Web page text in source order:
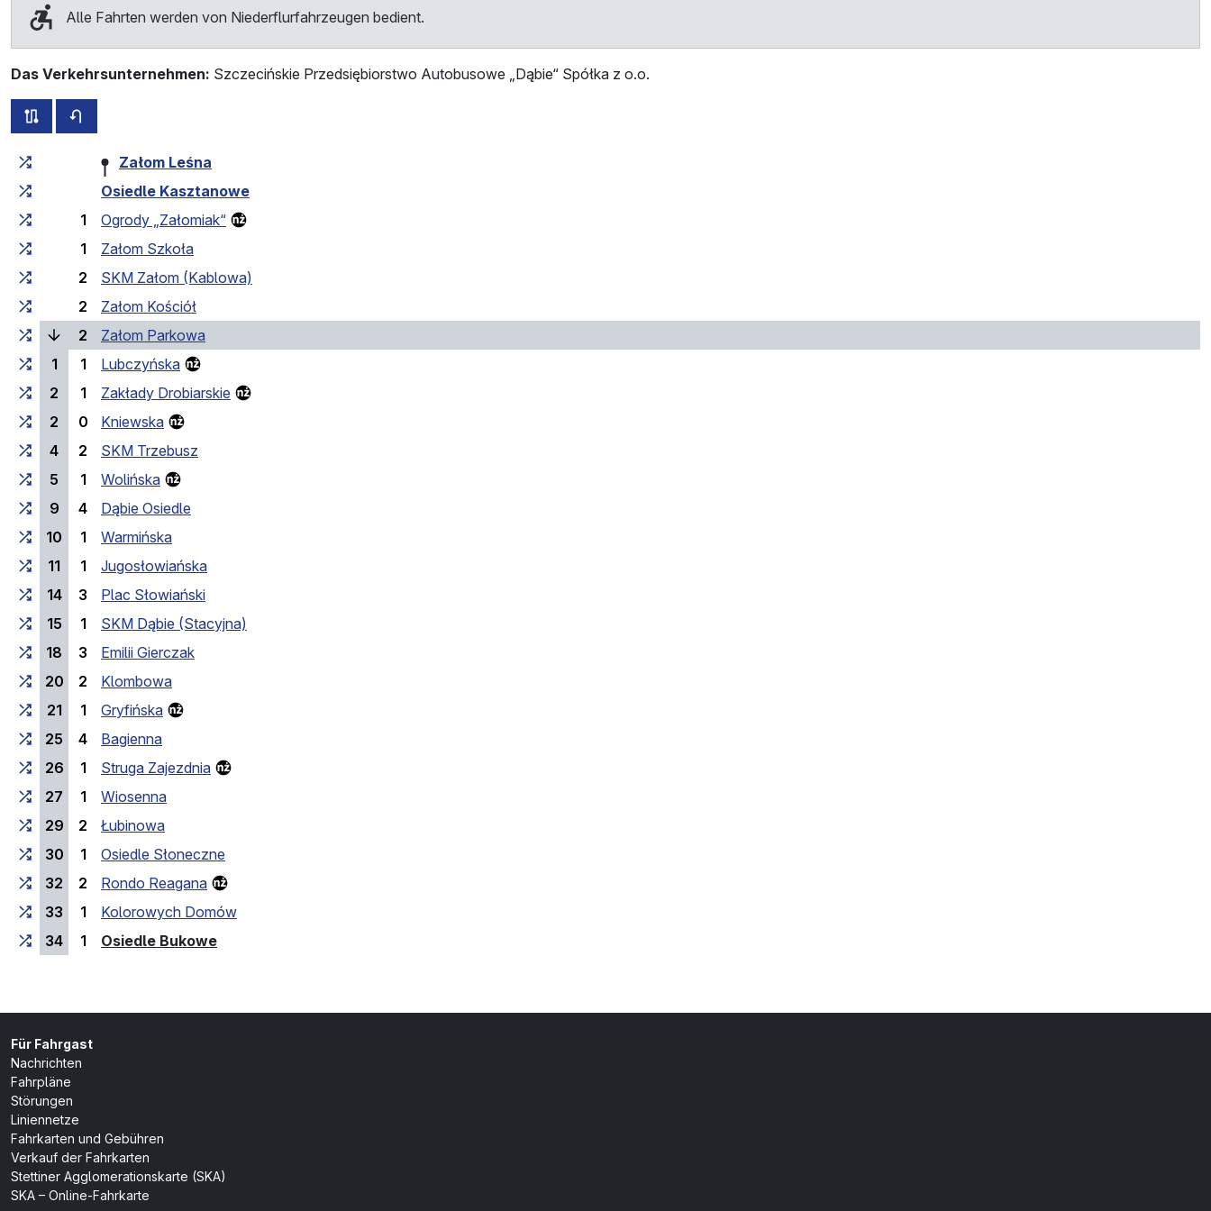
Alle Fahrten werden von Niederflurfahrzeugen bedient.
Das Verkehrsunternehmen: Szczecińskie Przedsiębiorstwo Autobusowe „Dąbie“ Spółka z o.o.
alle Strecken dieser Linie
Fahrtzeit zunehmend Fahrtzeit zwischen den Haltestellen
Załom Leśna
Osiedle Kasztanowe
1
Ogrody „Załomiak“
1
Załom Szkoła
2
SKM Załom (Kablowa)
2
Załom Kościół
2
Załom Parkowa
1
1
Lubczyńska
2
1
Zakłady Drobiarskie
2
0
Kniewska
4
2
SKM Trzebusz
5
1
Wolińska
9
4
Dąbie Osiedle
10
1
Warmińska
11
1
Jugosłowiańska
14
3
Plac Słowiański
15
1
SKM Dąbie (Stacyjna)
18
3
Emilii Gierczak
20
2
Klombowa
21
1
Gryfińska
25
4
Bagienna
26
1
Struga Zajezdnia
27
1
Wiosenna
29
2
Łubinowa
30
1
Osiedle Słoneczne
32
2
Rondo Reagana
33
1
Kolorowych Domów
34
1 Osiedle Bukowe(Endhaltestelle)
Für Fahrgast
Nachrichten
Fahrpläne
Störungen
Liniennetze
Fahrkarten und Gebühren
Verkauf der Fahrkarten
Stettiner Agglomerationskarte (SKA)
SKA – Online-Fahrkarte